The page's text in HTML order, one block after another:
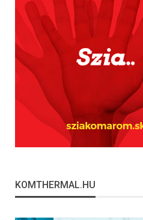
KOMTHERMAL.HU